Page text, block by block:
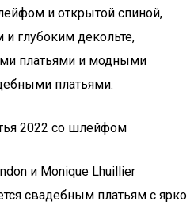
и открытой спиной,
глубоким декольте,
платьями и модными
платьями.
2022 со шлейфом
и Monique Lhuillier
свадебным платьям с ярко